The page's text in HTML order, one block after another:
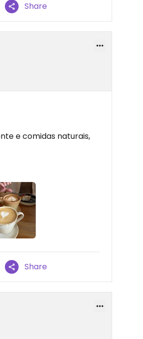
Share
e comidas naturais,
Share